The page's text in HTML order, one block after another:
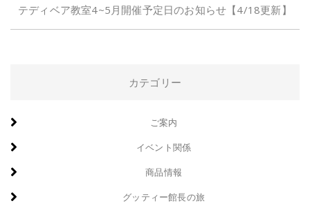
テディベア教室4~5月開催予定日のお知らせ【4/18更新】
カテゴリー
ご案内
イベント関係
商品情報
グッティー館長の旅